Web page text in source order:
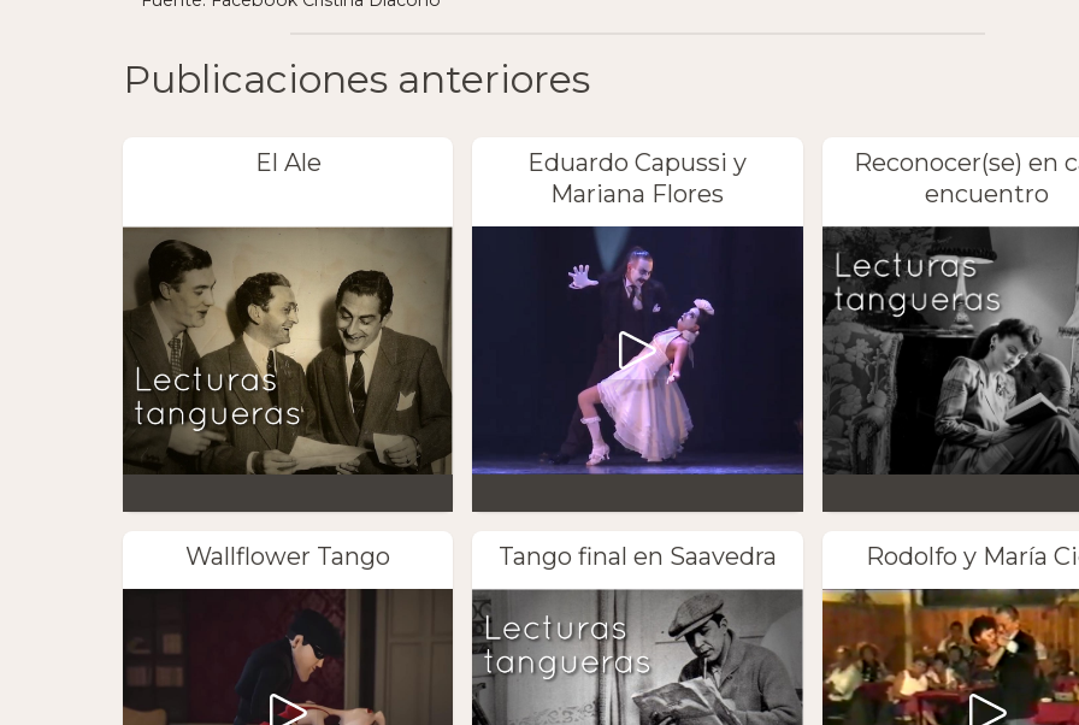
Publicaciones anteriores
El Ale
Eduardo Capussi y
Mariana Flores
Reconocer(se) en
encuentro
Wallflower Tango Tango final en Saavedra Rodolfo y María